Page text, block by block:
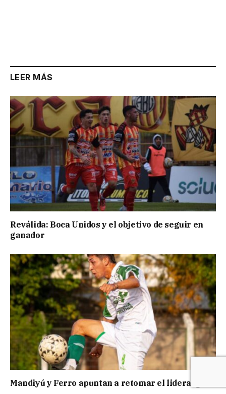
LEER MÁS
Reválida: Boca Unidos y el objetivo de seguir en
ganador
Mandiyú y Ferro apuntan a retomar el liderazgo